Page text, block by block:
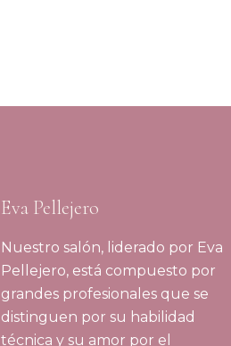
Eva Pellejero
Nuestro salón, liderado por Eva
Pellejero, está compuesto por
grandes profesionales que se
distinguen por su habilidad
técnica y su amor por el